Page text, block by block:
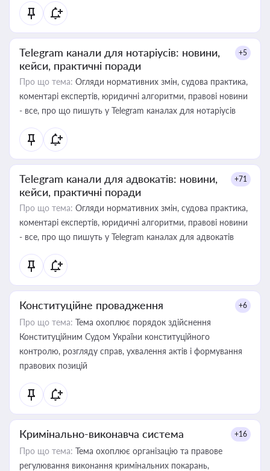
Telegram канали для нотаріусів: новини,
кейси, практичні поради
+5
Про що тема: Огляди нормативних змін, судова практика,
коментарі експертів, юридичні алгоритми, правові новини
- все, про що пишуть у Telegram каналах для нотаріусів
Telegram канали для адвокатів: новини,
кейси, практичні поради
+71
Про що тема: Огляди нормативних змін, судова практика,
коментарі експертів, юридичні алгоритми, правові новини
- все, про що пишуть у Telegram каналах для адвокатів
Конституційне провадження +6
Про що тема: Тема охоплює порядок здійснення
Конституційним Судом України конституційного
контролю, розгляду справ, ухвалення актів і формування
правових позицій
Кримінально-виконавча система +16
Про що тема: Тема охоплює організацію та правове
регулювання виконання кримінальних покарань,